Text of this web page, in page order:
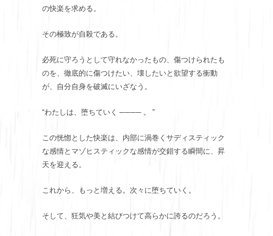
の快楽を求める。
その極致が自殺である。
必死に守ろうとして守れなかったもの、傷つけられたも
のを、徹底的に傷つけたい、壊したいと欲望する衝動
が、自分自身を破滅にいざなう。
“わたしは、堕ちていく ──── 。 ”
この恍惚とした快楽は、内部に渦巻くサディスティック
な感情とマゾヒスティックな感情が交錯する瞬間に、昇
天を迎える。
これから、もっと増える。次々に堕ちていく。
そして、狂気や美と結びつけて高らかに誇るのだろう。